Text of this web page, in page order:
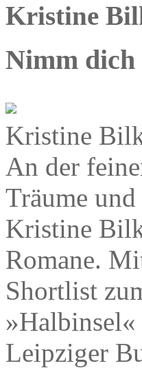
Kristine
Nimm dich
Kristine
An der
Träume
Kristine
Romane.
Shortlist
Leipziger